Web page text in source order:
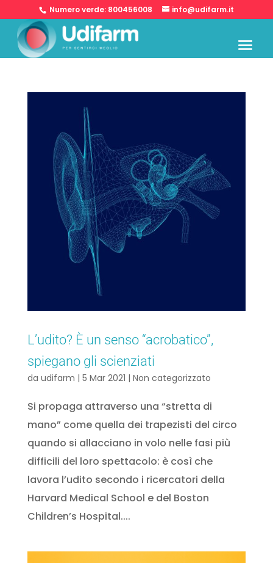
Numero verde: 800456008 info@udifarm.it
L’udito? È un senso “acrobatico”,
spiegano gli scienziati
da udifarm | 5 Mar 2021 | Non categorizzato
Si propaga attraverso una “stretta di
mano” come quella dei trapezisti del circo
quando si allacciano in volo nelle fasi più
difficili del loro spettacolo: è così che
lavora l’udito secondo i ricercatori della
Harvard Medical School e del Boston
Children’s Hospital....